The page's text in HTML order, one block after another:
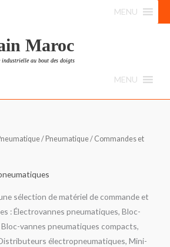
MENU
Maroc
au bout des doigts
MENU
/ Pneumatique/ Commandes et
sélection de matériel de commande et
: Électrovannes pneumatiques, Bloc-
vannes pneumatiques compacts,
électropneumatiques, Mini-